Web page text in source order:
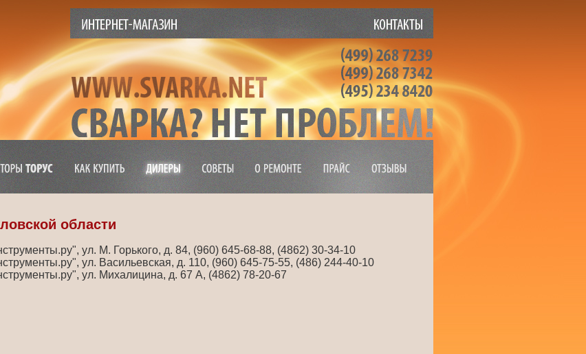
области
ул. М. Горького, д. 84, (960) 645-68-88, (4862) 30-34-10
ул. Васильевская, д. 110, (960) 645-75-55, (486) 244-40-10
ул. Михалицина, д. 67 А, (4862) 78-20-67